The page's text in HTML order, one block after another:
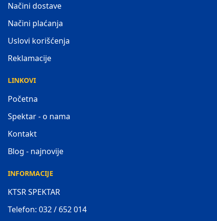
Načini dostave
Načini plaćanja
Uslovi korišćenja
Reklamacije
LINKOVI
Početna
Spektar - o nama
Kontakt
Blog - najnovije
INFORMACIJE
KTSR SPEKTAR
Telefon: 032 / 652 014